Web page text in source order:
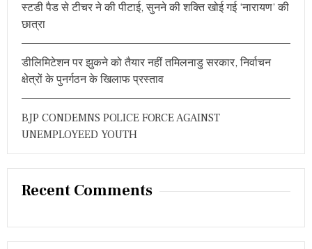
स्टडी पैड से टीचर ने की पीटाई, सुनने की शक्ति खोई गई ‘नारायण’ की
छात्रा
डीलिमिटेशन पर झुकने को तैयार नहीं तमिलनाडु सरकार, निर्वाचन
क्षेत्रों के पुनर्गठन के खिलाफ प्रस्ताव
BJP CONDEMNS POLICE FORCE AGAINST
UNEMPLOYEED YOUTH
Recent Comments